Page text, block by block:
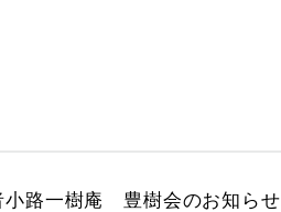
小路一樹庵 豊樹会のお知らせ